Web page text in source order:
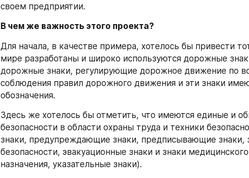
своем предприятии.
В чем же важность этого проекта?
Для начала, в качестве примера, хотелось бы привести
мире разработаны и широко используются дорожные
дорожные знаки, регулирующие дорожное движение по
соблюдения правил дорожного движения и эти знаки
обозначения.
Здесь же хотелось бы отметить, что имеются единые и
безопасности в области охраны труда и техники
знаки, предупреждающие знаки, предписывающие знаки,
безопасности, эвакуационные знаки и знаки
назначения, указательные знаки).